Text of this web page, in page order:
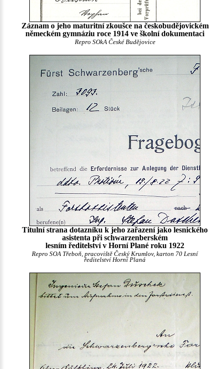
Záznam o jeho maturitní zkoušce na českobudějovickém
německém gymnáziu roce 1914 ve školní dokumentaci
Repro SOkA České Budějovice
Titulní strana dotazníku k jeho zařazení jako lesnického
asistenta při schwarzenberském
lesním ředitelství v Horní Plané roku 1922
Repro SOA Třeboň, pracoviště Český Krumlov, karton 70 Lesní
ředitelství Horní Planá